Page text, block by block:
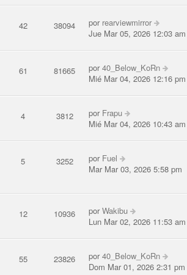
42 38094 por rearviewmirror
Jue Mar 05, 2026 12:03 am
61 81665 por40_Below_KoRn
Mié Mar 04, 2026 12:16 pm
4 3812 por Frapu
Mié Mar 04, 2026 10:43 am
5 3252 por Fuel
Mar Mar 03, 2026 5:58 pm
12 10936 porWakibu
Lun Mar 02, 2026 11:53 am
55 23826 por40_Below_KoRn
Dom Mar 01, 2026 2:31 pm